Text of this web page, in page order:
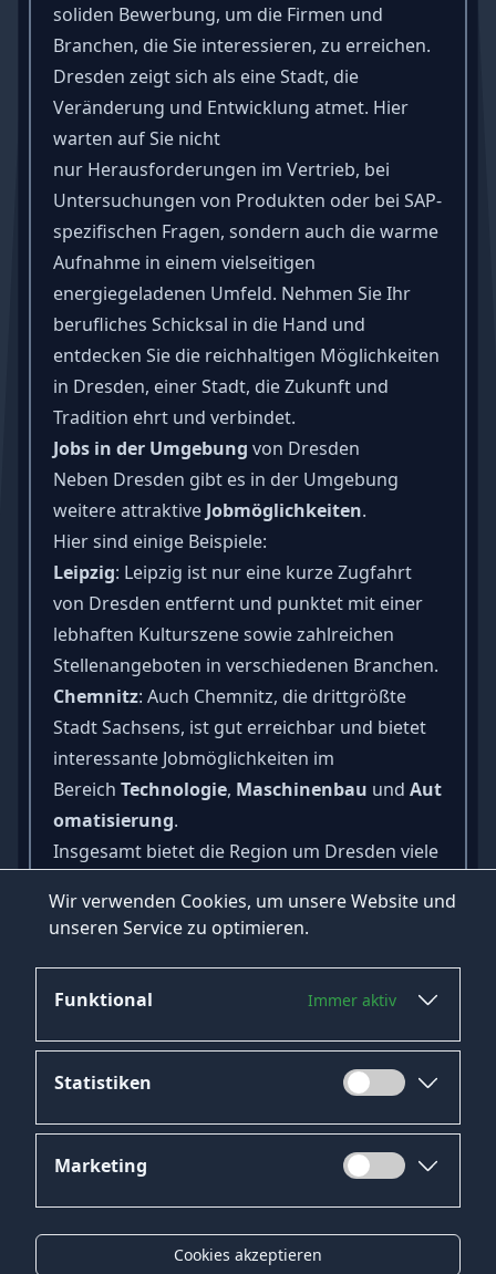
Wir verwenden Cookies, um unsere Website und
unseren Service zu optimieren.
Funktional Immer aktiv
Statistiken
Marketing
Cookies akzeptieren
soliden Bewerbung, um die Firmen und
Branchen, die Sie interessieren, zu erreichen.
Dresden zeigt sich als eine Stadt, die
Veränderung und Entwicklung atmet. Hier
warten auf Sie nicht
nur Herausforderungen im Vertrieb, bei
Untersuchungen von Produkten oder bei SAP-
spezifischen Fragen, sondern auch die warme
Aufnahme in einem vielseitigen
energiegeladenen Umfeld. Nehmen Sie Ihr
berufliches Schicksal in die Hand und
entdecken Sie die reichhaltigen Möglichkeiten
in Dresden, einer Stadt, die Zukunft und
Tradition ehrt und verbindet.
Jobs in der Umgebung von Dresden
Neben Dresden gibt es in der Umgebung
weitere attraktive Jobmöglichkeiten.
Hier sind einige Beispiele:
Leipzig: Leipzig ist nur eine kurze Zugfahrt
von Dresden entfernt und punktet mit einer
lebhaften Kulturszene sowie zahlreichen
Stellenangeboten in verschiedenen Branchen.
Chemnitz: Auch Chemnitz, die drittgrößte
Stadt Sachsens, ist gut erreichbar und bietet
interessante Jobmöglichkeiten im
Bereich Technologie, Maschinenbau und Aut
omatisierung.
Insgesamt bietet die Region um Dresden viele
verschiedenen Branchen und
Datenschutz
Impressum
Kontakt